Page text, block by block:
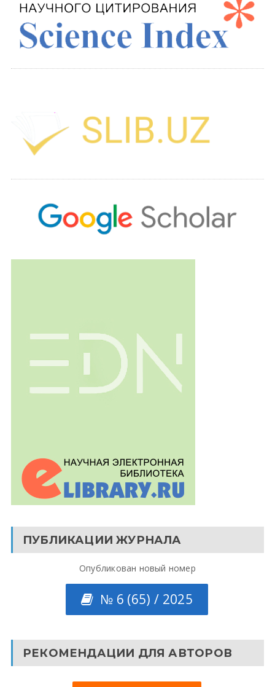
ПУБЛИКАЦИИ ЖУРНАЛА
Опубликован новый номер
№ 6 (65) / 2025
РЕКОМЕНДАЦИИ ДЛЯ АВТОРОВ